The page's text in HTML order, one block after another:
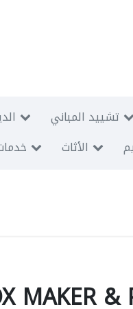
تشييد المباني
الأثاث
MAKER